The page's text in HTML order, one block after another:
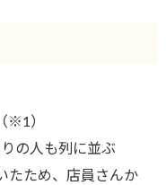
※1）
の人も列に並ぶ
たため、店員さんか